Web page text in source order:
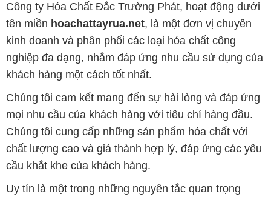
Công ty Hóa Chất Đắc Trường Phát, hoạt động dưới
tên miền hoachattayrua.net, là một đơn vị chuyên
kinh doanh và phân phối các loại hóa chất công
nghiệp đa dạng, nhằm đáp ứng nhu cầu sử dụng của
khách hàng một cách tốt nhất.
Chúng tôi cam kết mang đến sự hài lòng và đáp ứng
mọi nhu cầu của khách hàng với tiêu chí hàng đầu.
Chúng tôi cung cấp những sản phẩm hóa chất với
chất lượng cao và giá thành hợp lý, đáp ứng các yêu
cầu khắt khe của khách hàng.
Uy tín là một trong những nguyên tắc quan trọng